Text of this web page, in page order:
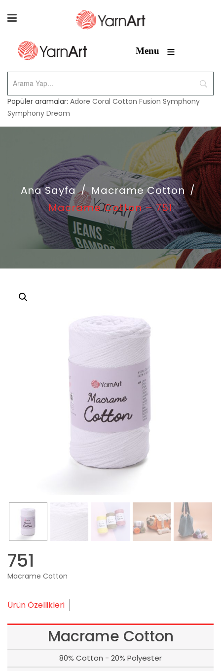
Menu ≡
Popüler aramalar: Adore Coral Cotton Fusion Symphony
Symphony Dream
Ana Sayfa / Macrame Cotton /
Macrame Cotton – 751
751
Macrame Cotton
Ürün Özellikleri
Macrame Cotton
80% Cotton - 20% Polyester